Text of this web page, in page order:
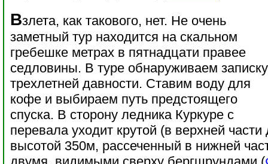
Взлета, как такового, нет. Не очень
заметный тур находится на скальном
гребешке метрах в пятнадцати правее
седловины. В туре обнаруживаем записку
трехлетней давности. Ставим воду для
кофе и выбираем путь предстоящего
спуска. В сторону ледника Куркуре с
перевала уходит крутой (в верхней
высотой 350м, рассеченный в нижней